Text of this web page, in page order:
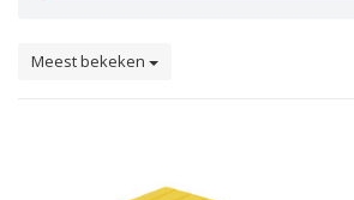
Meest bekeken